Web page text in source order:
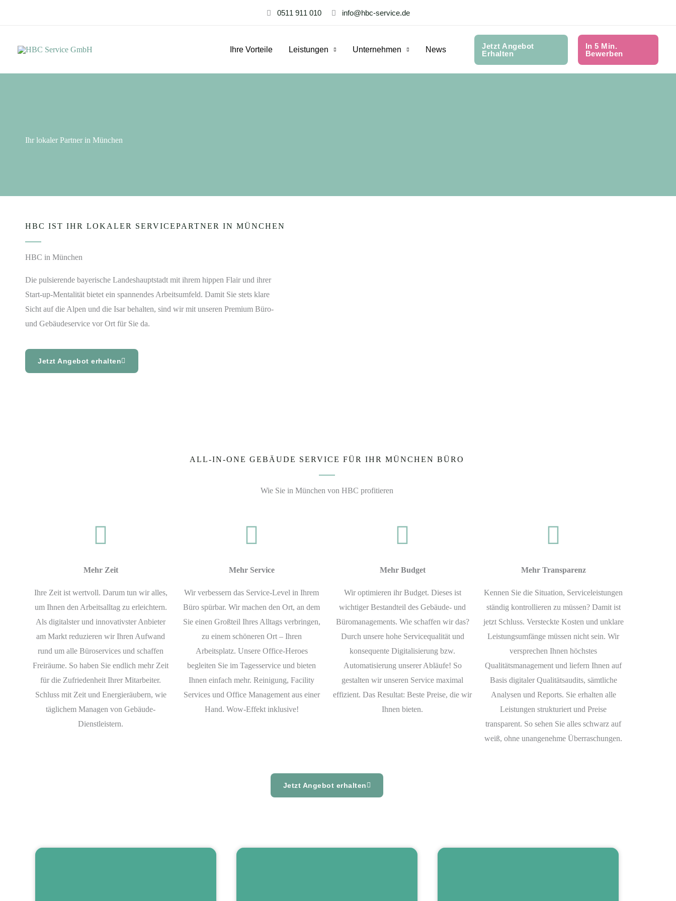
0511 911 010 info@hbc-service.de
Ihre Vorteile Leistungen Unternehmen News
Jetzt Angebot
Erhalten
In 5 Min.
Bewerben
Ihr lokaler Partner in München
HBC IST IHR LOKALER SERVICEPARTNER IN MÜNCHEN
HBC in München
Die pulsierende bayerische Landeshauptstadt mit ihrem hippen Flair und ihrer
Start-up-Mentalität bietet ein spannendes Arbeitsumfeld. Damit Sie stets klare
Sicht auf die Alpen und die Isar behalten, sind wir mit unseren Premium Büro-
und Gebäudeservice vor Ort für Sie da.
Jetzt Angebot erhalten
ALL-IN-ONE GEBÄUDE SERVICE FÜR IHR MÜNCHEN BÜRO
Wie Sie in München von HBC profitieren
Mehr Zeit
Ihre Zeit ist wertvoll. Darum tun wir alles,
um Ihnen den Arbeitsalltag zu erleichtern.
Als digitalster und innovativster Anbieter
am Markt reduzieren wir Ihren Aufwand
rund um alle Büroservices und schaffen
Freiräume. So haben Sie endlich mehr Zeit
für die Zufriedenheit Ihrer Mitarbeiter.
Schluss mit Zeit und Energieräubern, wie
täglichem Managen von Gebäude-
Dienstleistern.
Mehr Service
Wir verbessern das Service-Level in Ihrem
Büro spürbar. Wir machen den Ort, an dem
Sie einen Großteil Ihres Alltags verbringen,
zu einem schöneren Ort – Ihren
Arbeitsplatz. Unsere Office-Heroes
begleiten Sie im Tagesservice und bieten
Ihnen einfach mehr. Reinigung, Facility
Services und Office Management aus einer
Hand. Wow-Effekt inklusive!
Mehr Budget
Wir optimieren ihr Budget. Dieses ist
wichtiger Bestandteil des Gebäude- und
Büromanagements. Wie schaffen wir das?
Durch unsere hohe Servicequalität und
konsequente Digitalisierung bzw.
Automatisierung unserer Abläufe! So
gestalten wir unseren Service maximal
effizient. Das Resultat: Beste Preise, die wir
Ihnen bieten.
Mehr Transparenz
Kennen Sie die Situation, Serviceleistungen
ständig kontrollieren zu müssen? Damit ist
jetzt Schluss. Versteckte Kosten und unklare
Leistungsumfänge müssen nicht sein. Wir
versprechen Ihnen höchstes
Qualitätsmanagement und liefern Ihnen auf
Basis digitaler Qualitätsaudits, sämtliche
Analysen und Reports. Sie erhalten alle
Leistungen strukturiert und Preise
transparent. So sehen Sie alles schwarz auf
weiß, ohne unangenehme Überraschungen.
Jetzt Angebot erhalten